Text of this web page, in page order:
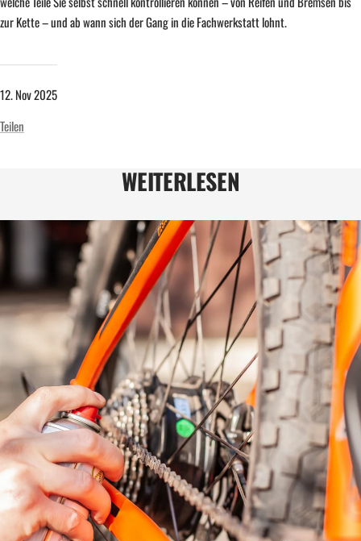
12. Nov 2025
Teilen
zur Kette – und ab wann sich der Gang in die Fachwerkstatt lohnt.
WEITERLESEN